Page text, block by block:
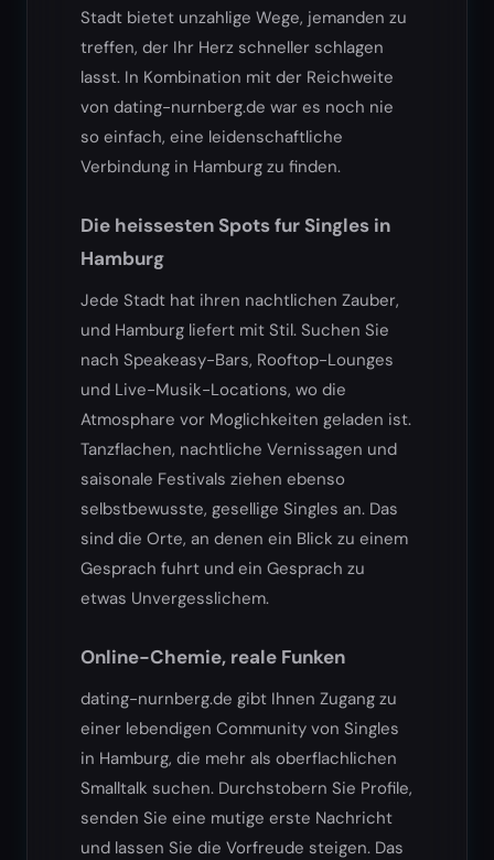
Stadt bietet unzahlige Wege, jemanden zu
treffen, der Ihr Herz schneller schlagen
lasst. In Kombination mit der Reichweite
von dating-nurnberg.de war es noch nie
so einfach, eine leidenschaftliche
Verbindung in Hamburg zu finden.
Die heissesten Spots fur Singles in
Hamburg
Jede Stadt hat ihren nachtlichen Zauber,
und Hamburg liefert mit Stil. Suchen Sie
nach Speakeasy-Bars, Rooftop-Lounges
und Live-Musik-Locations, wo die
Atmosphare vor Moglichkeiten geladen ist.
Tanzflachen, nachtliche Vernissagen und
saisonale Festivals ziehen ebenso
selbstbewusste, gesellige Singles an. Das
sind die Orte, an denen ein Blick zu einem
Gesprach fuhrt und ein Gesprach zu
etwas Unvergesslichem.
Online-Chemie, reale Funken
dating-nurnberg.de gibt Ihnen Zugang zu
einer lebendigen Community von Singles
in Hamburg, die mehr als oberflachlichen
Smalltalk suchen. Durchstobern Sie Profile,
senden Sie eine mutige erste Nachricht
und lassen Sie die Vorfreude steigen. Das